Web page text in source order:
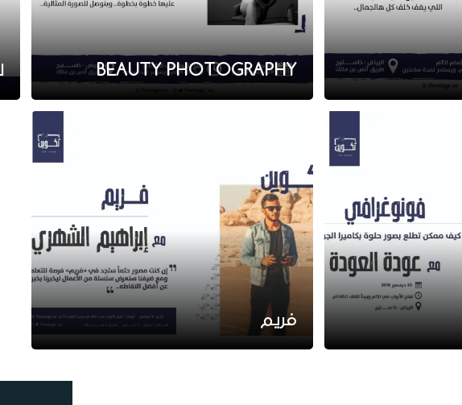
BEAUTY PHOTOGRAPHY
فريم